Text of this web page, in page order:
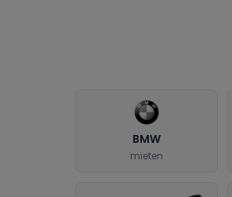
BMW
mieten